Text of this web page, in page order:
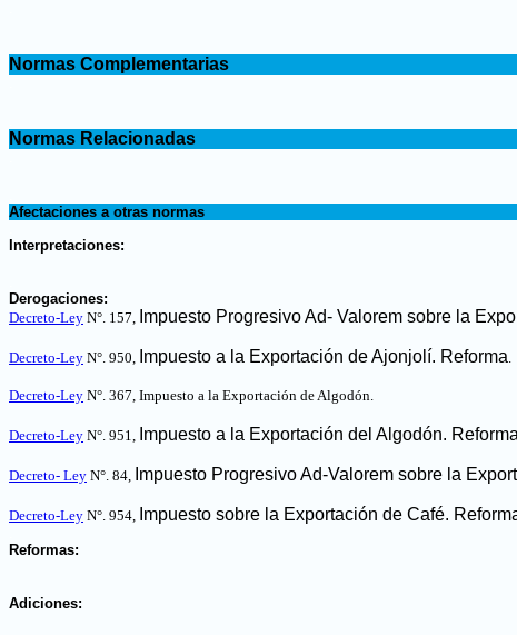
Normas Complementarias
Normas Relacionadas
Afectaciones a otras normas
Interpretaciones:
Derogaciones:
Decreto-Ley N°. 157, Impuesto Progresivo Ad- Valorem sobre la
Decreto-Ley N°. 950, Impuesto a la Exportación de Ajonjolí. Reforma.
Decreto-Ley N°. 367, Impuesto a la Exportación de Algodón.
Decreto-Ley N°. 951, Impuesto a la Exportación del Algodón. Reforma
Decreto- Ley N°. 84, Impuesto Progresivo Ad-Valorem sobre la
Decreto-Ley N°. 954, Impuesto sobre la Exportación de Café.
Reformas:
Adiciones: